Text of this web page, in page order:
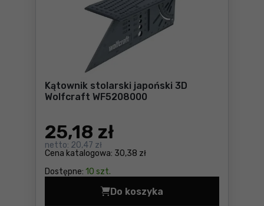
Kątownik stolarski japoński 3D
Wolfcraft WF5208000
Cena katalogowa: 30,38 zł
25,18 zł
netto: 20,47 zł
Dostępne: 10 szt.
Do koszyka
Kątownik stolarski japoński